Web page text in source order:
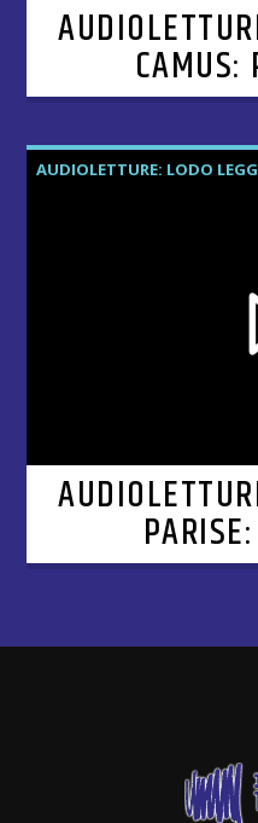
CAMUS:
AUDIOLETTURE: LODO